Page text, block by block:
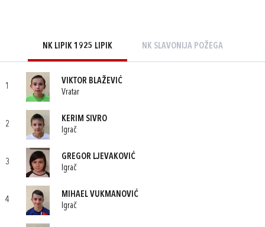
NK LIPIK 1925 LIPIK NK SLAVONIJA POŽEGA
1
VIKTOR BLAŽEVIĆ
Vratar
2
KERIM SIVRO
Igrač
3
GREGOR LJEVAKOVIĆ
Igrač
4
MIHAEL VUKMANOVIĆ
Igrač